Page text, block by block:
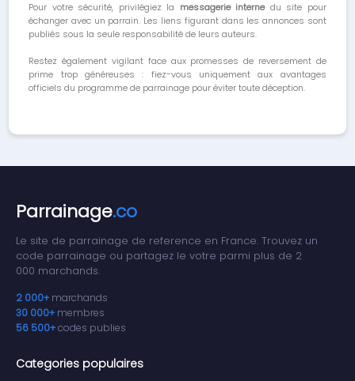
Pour votre sécurité, privilégiez la messagerie internedu site pour
échanger avec un parrain. Les liens figurant dans les annonces sont
publiés sous la seule responsabilité de leurs auteurs.
Restez également vigilant face aux promesses de reversement de
prime trop généreuses : fiez-vous uniquement aux avantages
officiels du programme de parrainage pour éviter toute déception.
Parrainage.co
Le site de parrainage de reference en France. Trouvez un
code parrainage ou partagez le votre parmi plus de 2
000 marchands.
2 000+ marchands
30 000+ membres
56 500+codes publies
Categories populaires